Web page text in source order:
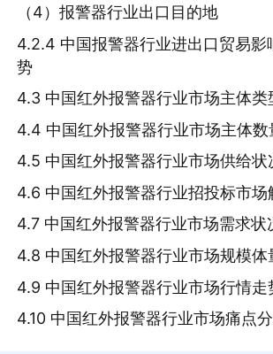
（4）报警器行业出口目的地
4.2.4 中国报警器行业进出口贸易影
势
4.3 中国红外报警器行业市场主体类
4.4 中国红外报警器行业市场主体数
4.5 中国红外报警器行业市场供给状
4.6 中国红外报警器行业招投标市场
4.7 中国红外报警器行业市场需求状
4.8 中国红外报警器行业市场规模体
4.9 中国红外报警器行业市场行情走
4.10 中国红外报警器行业市场痛点